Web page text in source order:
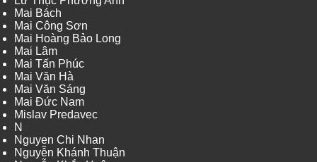
Mai Bách
Mai Công Sơn
Mai Hoàng Bảo Long
Mai Lâm
Mai Tấn Phúc
Mai Văn Hà
Mai Văn Sáng
Mai Đức Nam
Mislav Predavec
N
Nguyen Chi Nhan
Nguyễn Khánh Thuận